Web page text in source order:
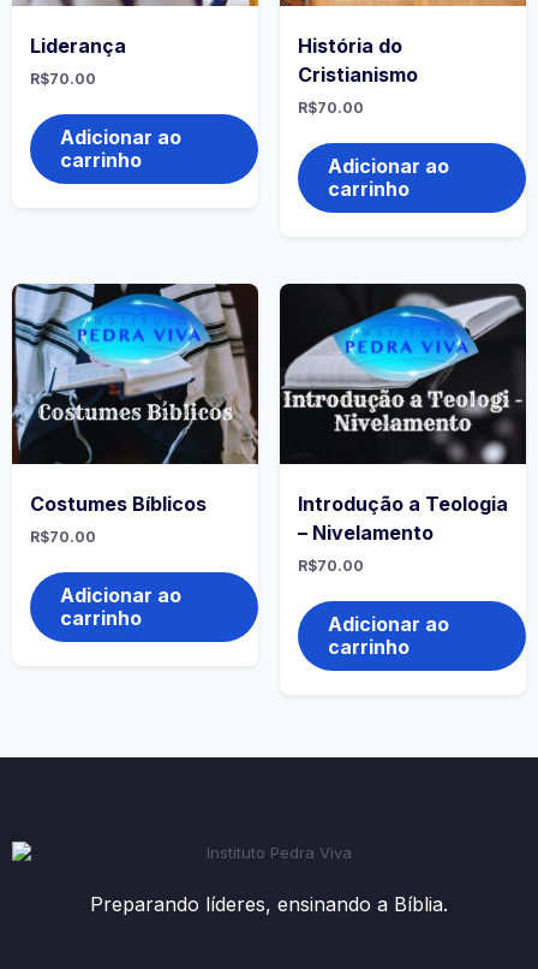
Liderança
R$70.00
Adicionar ao
carrinho
História do
Cristianismo
R$70.00
Adicionar ao
carrinho
Costumes Bíblicos
R$70.00
Adicionar ao
carrinho
Introdução a Teologia
– Nivelamento
R$70.00
Adicionar ao
carrinho
Preparando líderes, ensinando a Bíblia.